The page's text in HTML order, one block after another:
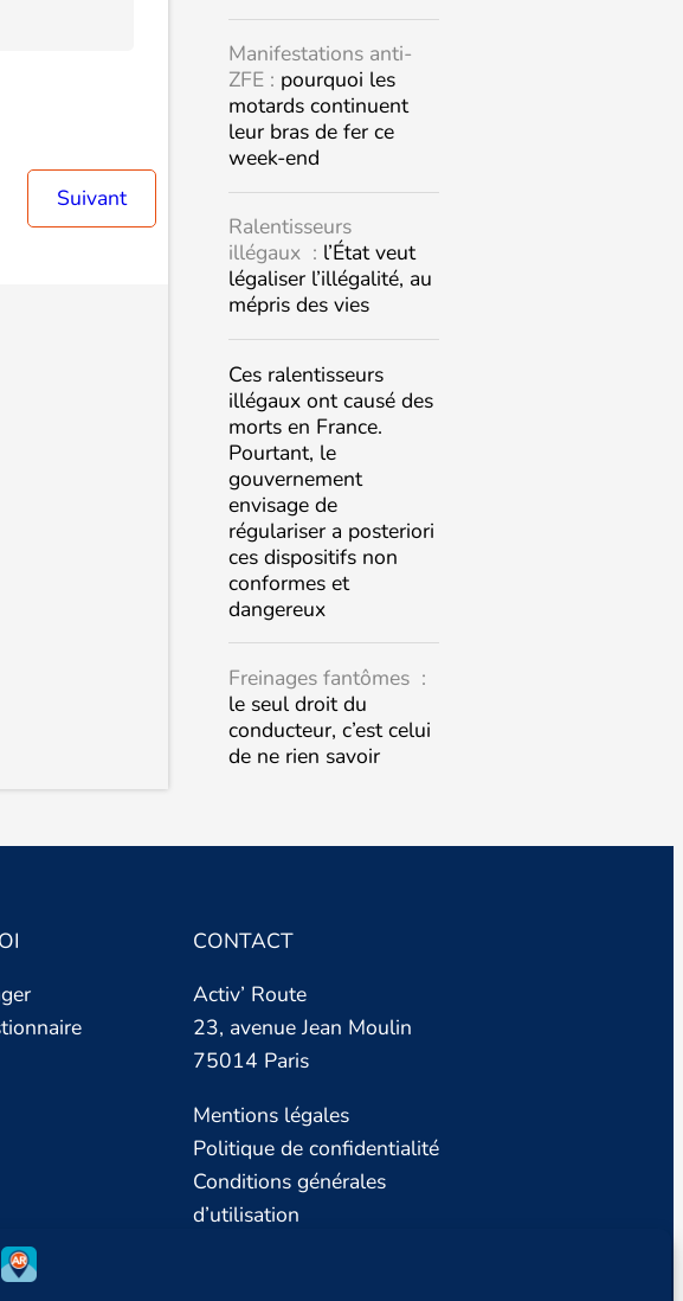
Suivant
Manifestations anti-
ZFE : pourquoi les
motards continuent
leur bras de fer ce
week-end
Ralentisseurs
illégaux : l’État veut
légaliser l’illégalité, au
mépris des vies
Ces ralentisseurs
illégaux ont causé des
morts en France.
Pourtant, le
gouvernement
envisage de
régulariser a posteriori
ces dispositifs non
conformes et
dangereux
Freinages fantômes :
le seul droit du
conducteur, c’est celui
de ne rien savoir
CONTACT
Activ’ Route
23, avenue Jean Moulin
75014 Paris
Mentions légales
Politique de confidentialité
Conditions générales
d’utilisation